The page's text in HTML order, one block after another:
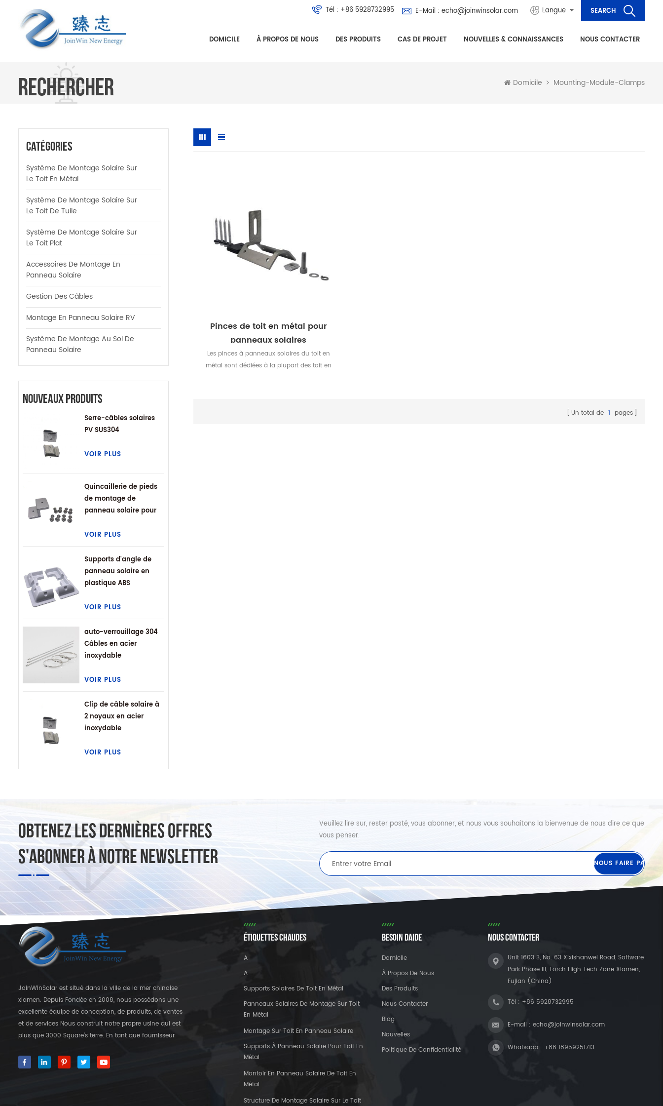
Langue
Tél : +86 5928732995 E-Mail : echo@joinwinsolar.com
DOMICILE À PROPOS DE NOUS DES PRODUITS CAS DE PROJET NOUVELLES & CONNAISSANCES NOUS CONTACTER
RECHERCHER Domicile Mounting-Module-Clamps
Catégories
Système De Montage Solaire Sur
Le Toit En Métal
Système De Montage Solaire Sur
Le Toit De Tuile
Système De Montage Solaire Sur
Le Toit Plat
Accessoires De Montage En
Panneau Solaire
Gestion Des Câbles
Montage En Panneau Solaire RV
Système De Montage Au Sol De
Panneau Solaire
Nouveaux Produits
Serre-câbles solaires
PV SUS304
VOIR PLUS
Quincaillerie de pieds
de montage de
panneau solaire pour
VOIR PLUS
Supports d'angle de
panneau solaire en
plastique ABS
VOIR PLUS
auto-verrouillage 304
Câbles en acier
inoxydable
VOIR PLUS
Clip de câble solaire à
2 noyaux en acier
inoxydable
VOIR PLUS
Pinces de toit en métal pour
panneaux solaires
Les pinces à panneaux solaires du toit en
métal sont dédiées à la plupart des toit en
Un total de 1 pages
OBTENEZ LES DERNIÈRES OFFRES
S'ABONNER À NOTRE NEWSLETTER
Veuillez lire sur, rester posté, vous abonner, et nous vous souhaitons la bienvenue de nous dire ce que
vous penser.
JoinWinSolar est situé dans la ville de la mer chinoise
xiamen. Depuis Fondée en 2008, nous possédons une
excellente équipe de conception, de produits, de ventes
et de services Nous construit notre propre usine qui est
plus que 3000 Square's terre. En tant que fournisseur
créé une valeur ajoutée pour les clients autour du monde
World. ◆ notre produit JoinwinSolar Les produits
ÉTIQUETTES CHAUDES
A
A
Supports Solaires De Toit En Métal
Panneaux Solaires De Montage Sur Toit
En Métal
Montage Sur Toit En Panneau Solaire
Supports À Panneau Solaire Pour Toit En
Métal
Montoir En Panneau Solaire De Toit En
Métal
Structure De Montage Solaire Sur Le Toit
BESOIN DAIDE
Domicile
À Propos De Nous
Des Produits
Nous Contacter
Blog
Nouvelles
Politique De Confidentialité
NOUS CONTACTER
Unit 1603 3, No. 63 Xixishanwei Road, Software
Park Phase III, Torch High Tech Zone Xiamen,
Fujian (China)
Tél : +86 5928732995
E-mail :echo@joinwinsolar.com
Whatsapp : +86 18959251713